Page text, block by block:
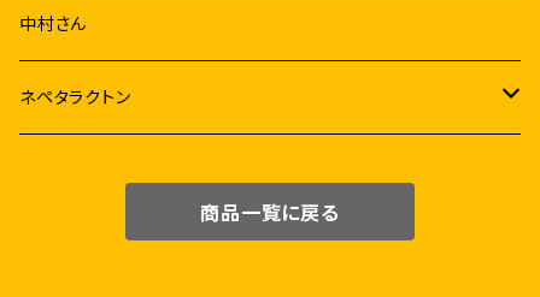
音源
アルバム
映像
中村さん
ネペタラクトン
商品一覧に戻る